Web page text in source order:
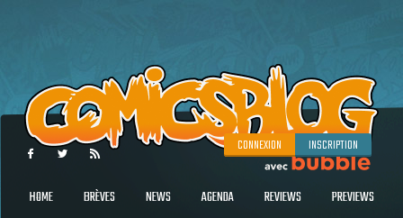
CONNEXION INSCRIPTION
HOME BRÈVES NEWS AGENDA REVIEWS PREVIEWS